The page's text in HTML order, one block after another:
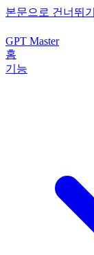
본문으로 건너뛰기
GPT Master
홈
기능